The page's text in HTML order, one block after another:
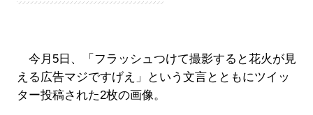
今月5日、「フラッシュつけて撮影すると花火が見
える広告マジですげえ」という文言とともにツイッ
ター投稿された2枚の画像。